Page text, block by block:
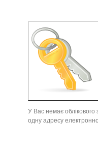
У Вас немає облікового
одну адресу